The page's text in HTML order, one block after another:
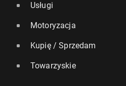
Usługi
Motoryzacja
Kupię / Sprzedam
Towarzyskie